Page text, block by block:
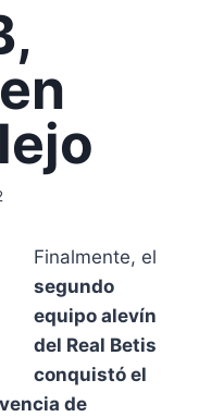
Finalmente, el
segundo
equipo alevín
del Real Betis
conquistó el
de